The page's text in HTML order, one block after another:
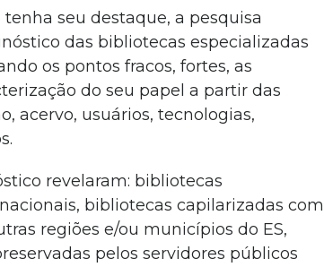
seu destaque, a pesquisa
das bibliotecas especializadas
os pontos fracos, fortes, as
do seu papel a partir das
acervo, usuários, tecnologias,
revelaram: bibliotecas
bibliotecas capilarizadas com
regiões e/ou municípios do ES,
pelos servidores públicos